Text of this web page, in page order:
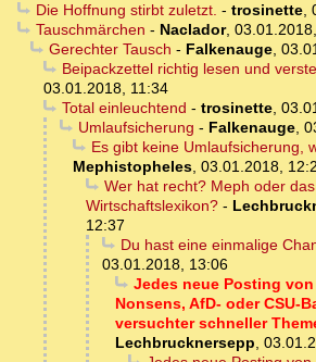
Die Hoffnung stirbt zuletzt. - trosinette,
Tauschmärchen - Naclador,
Gerechter Tausch - Falkenauge,
Beipackzettel richtig lesen und
03.01.2018, 11:34
Total einleuchtend - trosinette,
Umlaufsicherung - Falkenauge,
Es gibt keine Umlaufsicherung,
Mephistopheles, 03.01.2018,
Wer hat recht? Meph oder
Wirtschaftslexikon? -
12:37
Du hast eine einmalige
03.01.2018, 13:06
Jedes neue Posting
Nonsens, AfD- oder CSU-
versuchter schneller
Lechbrucknersepp,